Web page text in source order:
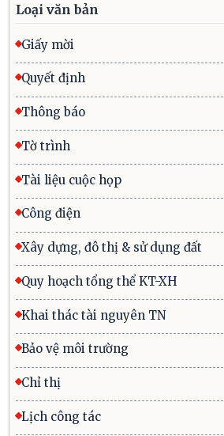
Loại văn bản
Giấy mời
Quyết định
Thông báo
Tờ trình
Tài liệu cuộc họp
Công điện
Xây dựng, đô thị & sử dụng đất
Quy hoạch tổng thể KT-XH
Khai thác tài nguyên TN
Bảo vệ môi trường
Chỉ thị
Lịch công tác